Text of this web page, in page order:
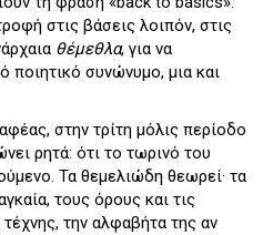
στις βάσεις λοιπόν, στις
θέμεθλα, για να
ποιητικό συνώνυμο, μια και
στην τρίτη μόλις περίοδο
ρητά: ότι το τωρινό του
Τα θεμελιώδη θεωρεί· τα
τους όρους και τις
την αλφαβήτα της αν